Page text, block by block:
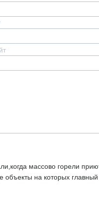
массово горели
объекты на которых